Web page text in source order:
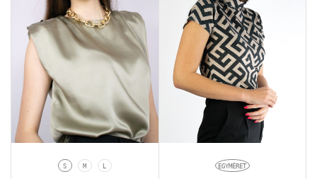
S M L EGYMÉRET